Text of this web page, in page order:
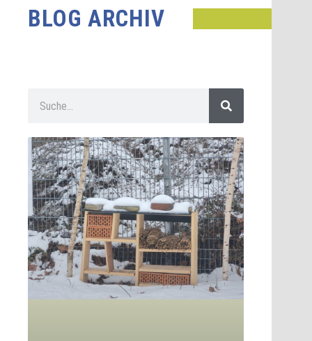
BLOG ARCHIV